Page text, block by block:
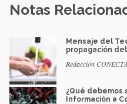
Notas
Mensaje del
propagación del
Redacción CONECTA
¿Qué debemos
Información a